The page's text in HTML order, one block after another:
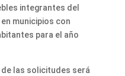
integrantes del
municipios con
para el año
las solicitudes será